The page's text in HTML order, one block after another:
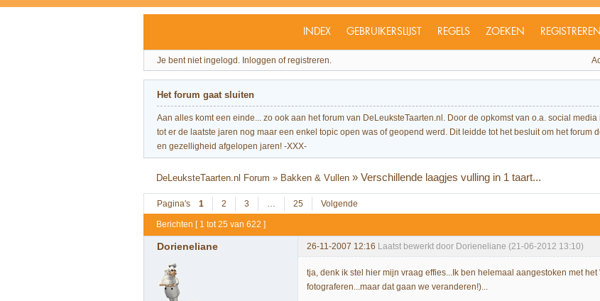
INDEX GEBRUIKERSLIJST REGELS ZOEKEN REGISTREREN
Je bent niet ingelogd. Inloggen of registreren.
Het forum gaat sluiten
Aan alles komt een einde... zo ook aan het forum van DeLeuksteTaarten.nl. Door de opkomst van o.a. social
tot er de laatste jaren nog maar een enkel topic open was of geopend werd. Dit leidde tot het besluit om het forum
en gezelligheid afgelopen jaren! -XXX-
DeLeuksteTaarten.nl Forum » Bakken & Vullen »Verschillende laagjes vulling in 1 taart...
Pagina's 1 2 3 … 25 Volgende
Berichten [ 1 tot 25 van 622 ]
Dorieneliane 26-11-2007 12:16 Laatst bewerkt door Dorieneliane (21-06-2012 13:10)
tja, denk ik stel hier mijn vraag effies...Ik ben helemaal aangestoken met
fotograferen...maar dat gaan we veranderen!)...